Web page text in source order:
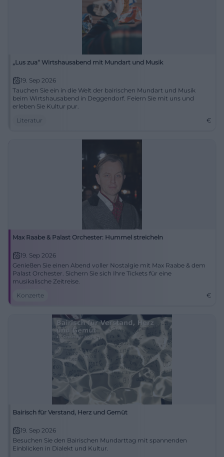
„Lus zua“ Wirtshausabend mit Mundart und Musik
19. Sep 2026
Tauchen Sie ein in die Welt der bairischen Mundart und Musik
beim Wirtshausabend in Deggendorf. Feiern Sie mit uns und
erleben Sie Kultur pur.
Literatur
€
Max Raabe & Palast Orchester: Hummel streicheln
19. Sep 2026
Genießen Sie einen Abend voller Nostalgie mit Max Raabe & dem
Palast Orchester. Sichern Sie sich Ihre Tickets für eine
musikalische Zeitreise.
Konzerte
€
Bairisch für Verstand, Herz und Gemüt
19. Sep 2026
Besuchen Sie den Bairischen Mundarttag mit spannenden
Einblicken in Dialekt und Kultur.